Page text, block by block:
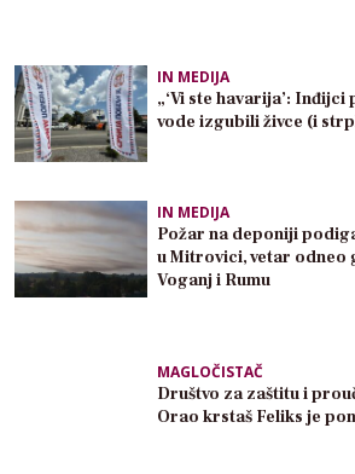
IN MEDIJA
„‘Vi ste havarija’:
vode izgubili živce (i
IN MEDIJA
Požar na deponiji
u Mitrovici, vetar odneo
Voganj i Rumu
MAGLOČISTAČ
Društvo za zaštitu i
Orao krstaš Feliks je